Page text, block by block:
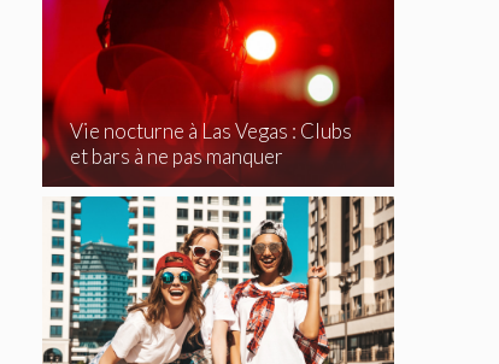
Vie nocturne à Las Vegas : Clubs
et bars à ne pas manquer